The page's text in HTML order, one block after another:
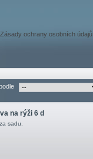
Zásady ochrany osobních údajů
na rýži 6 d
sadu.